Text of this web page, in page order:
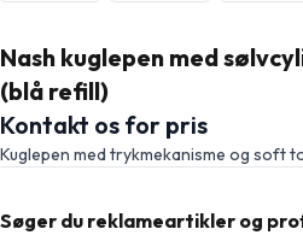
Nash kuglepen med
(blå refill)
Kontakt os for pris
Kuglepen med trykmekanisme og soft
Søger du reklameartikler og